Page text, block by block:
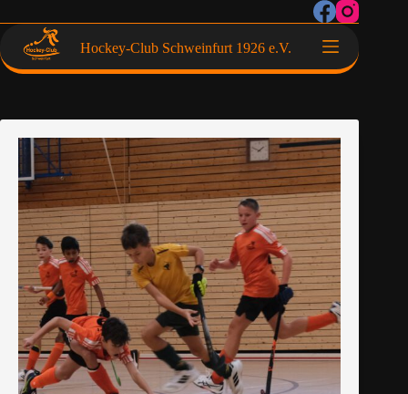
Hockey-Club Schweinfurt 1926 e.V.